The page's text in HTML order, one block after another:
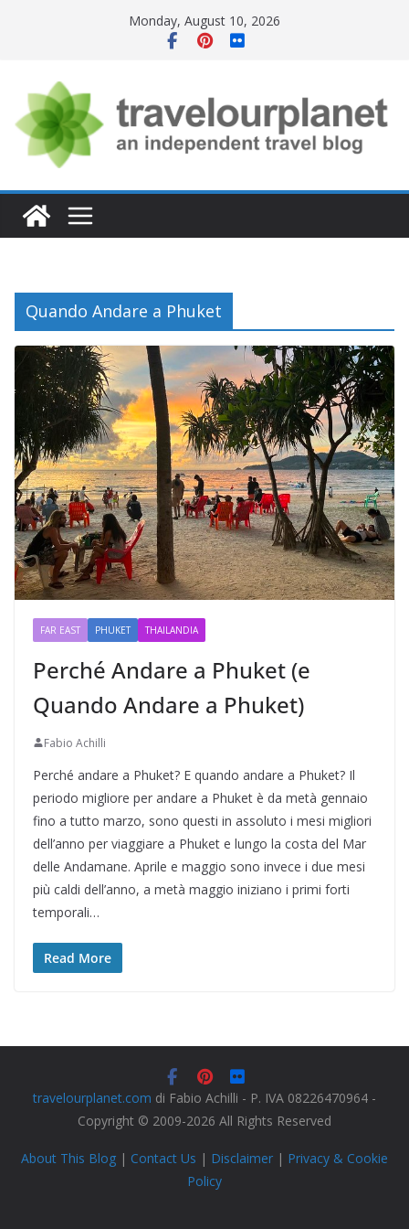
Monday, August 10, 2026
Quando Andare a Phuket
FAR EAST PHUKET THAILANDIA
Perché Andare a Phuket (e
Quando Andare a Phuket)
Fabio Achilli
Perché andare a Phuket? E quando andare a Phuket? Il
periodo migliore per andare a Phuket è da metà gennaio
fino a tutto marzo, sono questi in assoluto i mesi migliori
dell’anno per viaggiare a Phuket e lungo la costa del Mar
delle Andamane. Aprile e maggio sono invece i due mesi
più caldi dell’anno, a metà maggio iniziano i primi forti
temporali…
Read More
travelourplanet.com di Fabio Achilli - P. IVA 08226470964 -
Copyright © 2009-2026 All Rights Reserved
About This Blog | Contact Us | Disclaimer | Privacy & Cookie
Policy